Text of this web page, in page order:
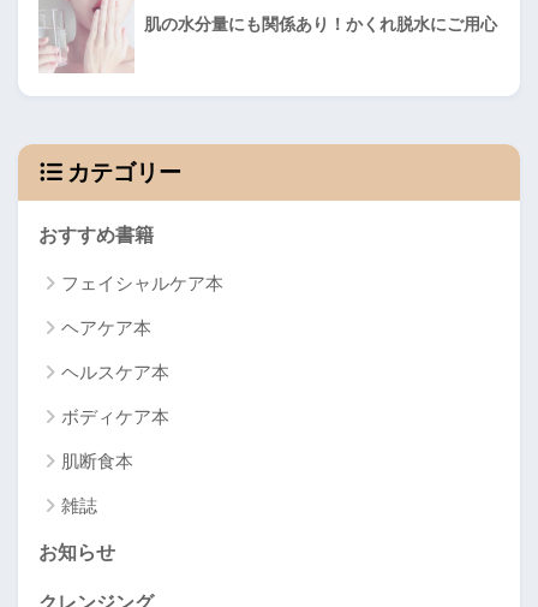
肌の水分量にも関係あり！かくれ脱水にご用心
カテゴリー
おすすめ書籍
フェイシャルケア本
ヘアケア本
ヘルスケア本
ボディケア本
肌断食本
雑誌
お知らせ
クレンジング